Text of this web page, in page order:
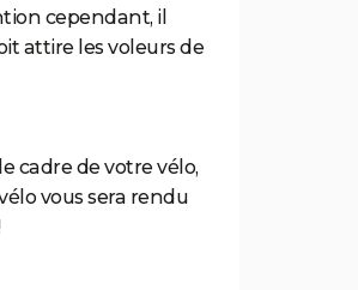
cependant, il
attire les voleurs de
cadre de votre vélo,
vous sera rendu